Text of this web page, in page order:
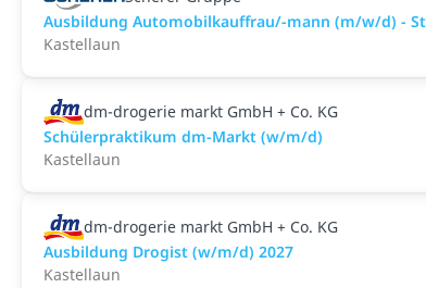
Ausbildung Automobilkauffrau/-mann (m/w/d) -
Kastellaun
dm-drogerie markt GmbH + Co. KG
Schülerpraktikum dm-Markt (w/m/d)
Kastellaun
dm-drogerie markt GmbH + Co. KG
Ausbildung Drogist (w/m/d) 2027
Kastellaun